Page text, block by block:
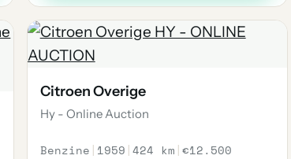
Citroen Overige
Hy - Online Auction
Benzine | 1959 |424 km |€12.500